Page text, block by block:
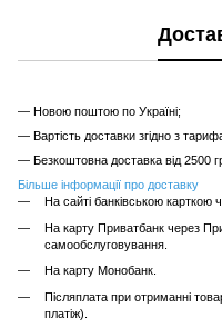
— Новою поштою по Україні;
— Вартість доставки згідно з
— Безкоштовна доставка від 2500
Більше інформації про доставку
На сайті банківською карткою
На карту Приватбанк через
самообслуговування.
На карту Монобанк.
Післяплата при отриманні
платіж).